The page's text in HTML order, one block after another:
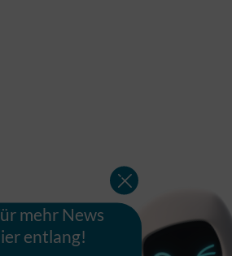
mehr News
entlang!